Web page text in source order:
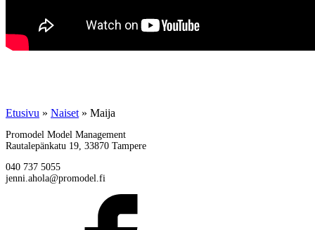
Etusivu » Naiset » Maija
Promodel Model Management
Rautalepänkatu 19, 33870 Tampere
040 737 5055
jenni.ahola@promodel.fi